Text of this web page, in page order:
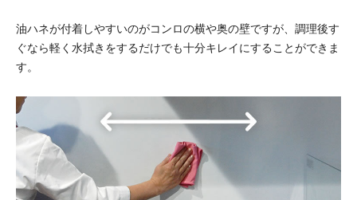
油ハネが付着しやすいのがコンロの横や奥の壁ですが、調理後す
ぐなら軽く水拭きをするだけでも十分キレイにすることができま
す。